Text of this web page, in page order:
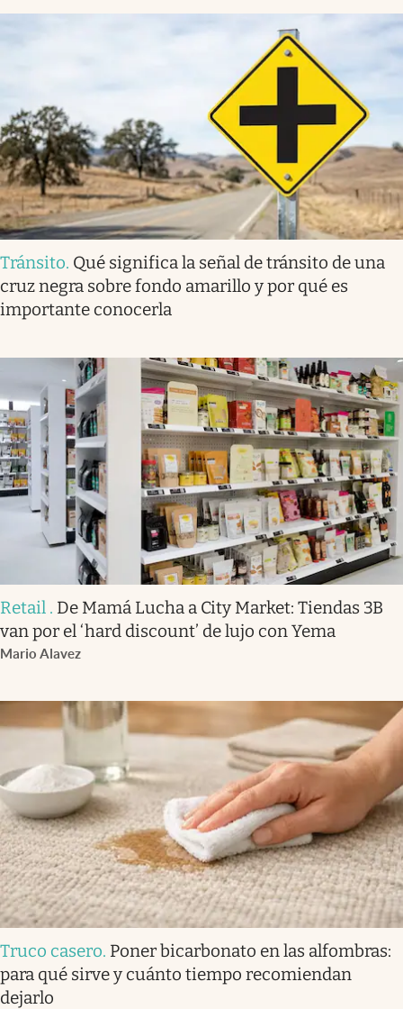
Tránsito. Qué significa la señal de tránsito de una
cruz negra sobre fondo amarillo y por qué es
importante conocerla
Retail . De Mamá Lucha a City Market: Tiendas 3B
van por el ‘hard discount’ de lujo con Yema
Mario Alavez
Truco casero. Poner bicarbonato en las alfombras:
para qué sirve y cuánto tiempo recomiendan
dejarlo